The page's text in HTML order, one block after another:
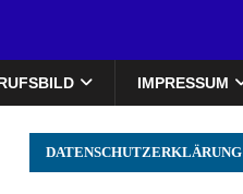
IMPRESSUM
DATENSCHUTZERKLÄRUNG